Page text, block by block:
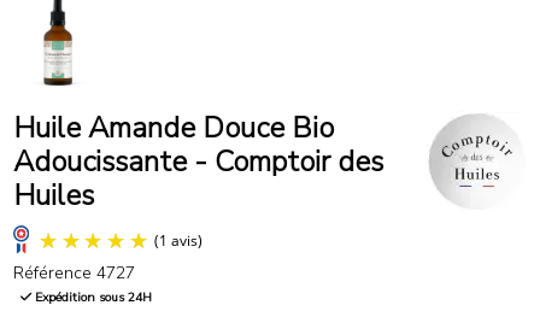
Huile Amande Douce Bio
Adoucissante - Comptoir des
Huiles
Référence 4727
Expédition sous 24H